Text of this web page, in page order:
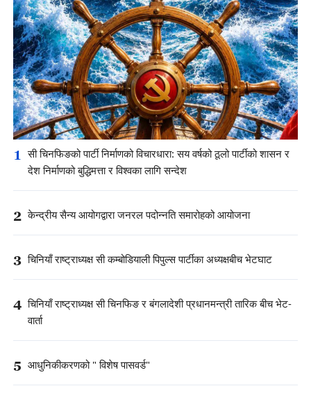
1 सी चिनफिङको पार्टी निर्माणको विचारधारा: सय वर्षको ठूलो पार्टीको शासन र
देश निर्माणको बुद्धिमत्ता र विश्वका लागि सन्देश
2 केन्द्रीय सैन्य आयोगद्वारा जनरल पदोन्नति समारोहको आयोजना
3 चिनियाँ राष्ट्राध्यक्ष सी कम्बोडियाली पिपुल्स पार्टीका अध्यक्षबीच भेटघाट
4 चिनियाँ राष्ट्राध्यक्ष सी चिनफिङ र बंगलादेशी प्रधानमन्त्री तारिक बीच भेट-
वार्ता
5 आधुनिकीकरणको " विशेष पासवर्ड"